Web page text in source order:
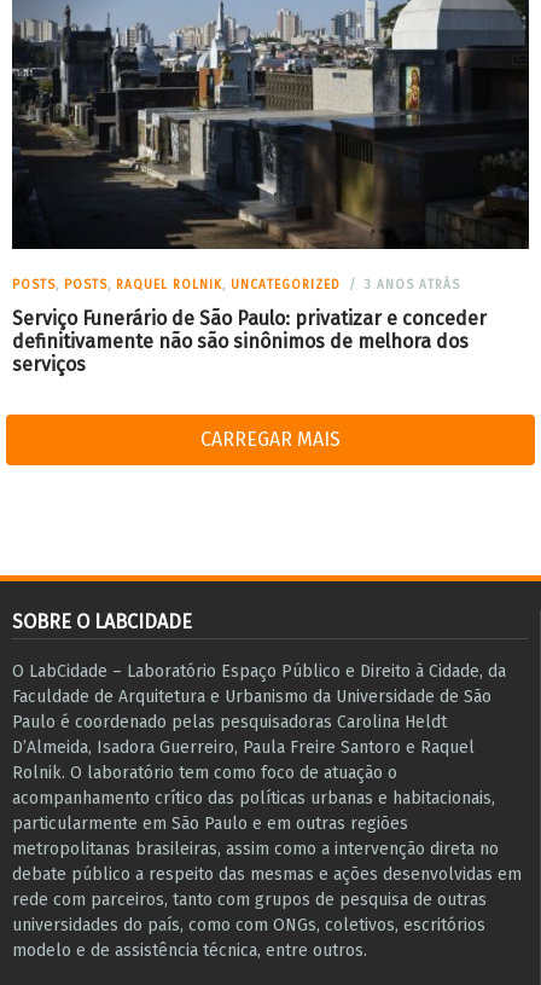
POSTS, POSTS, RAQUEL ROLNIK, UNCATEGORIZED 3 ANOS ATRÁS
Serviço Funerário de São Paulo: privatizar e conceder
definitivamente não são sinônimos de melhora dos
serviços
CARREGAR MAIS
SOBRE O LABCIDADE
O LabCidade – Laboratório Espaço Público e Direito à Cidade, da
Faculdade de Arquitetura e Urbanismo da Universidade de São
Paulo é coordenado pelas pesquisadoras Carolina Heldt
D’Almeida, Isadora Guerreiro, Paula Freire Santoro e Raquel
Rolnik. O laboratório tem como foco de atuação o
acompanhamento crítico das políticas urbanas e habitacionais,
particularmente em São Paulo e ​em outras regiões
metropolitanas brasileiras, assim como a intervenção direta no
debate público a respeito das mesmas e ações desenvolvidas em
r​e​de com parceiros, tanto com grupos de pesquisa ​de outras
universidades do país, como com ONGs, coletivos, escritórios
modelo e de assistência técnica​, entre outros​.